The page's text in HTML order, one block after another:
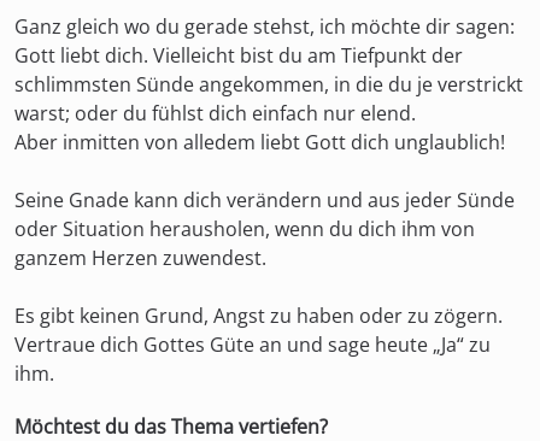
Ganz gleich wo du gerade stehst, ich möchte dir sagen:
Gott liebt dich. Vielleicht bist du am Tiefpunkt der
schlimmsten Sünde angekommen, in die du je verstrickt
warst; oder du fühlst dich einfach nur elend.
Aber inmitten von alledem liebt Gott dich unglaublich!
Seine Gnade kann dich verändern und aus jeder Sünde
oder Situation herausholen, wenn du dich ihm von
ganzem Herzen zuwendest.
Es gibt keinen Grund, Angst zu haben oder zu zögern.
Vertraue dich Gottes Güte an und sage heute „Ja“ zu
ihm.
Möchtest du das Thema vertiefen?